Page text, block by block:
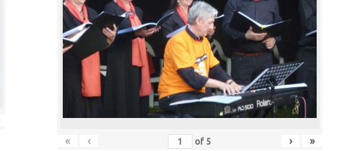
« ‹ of 5 › »